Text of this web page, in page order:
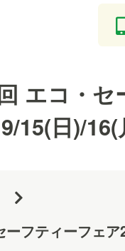
エコ・セ
15(日)/16(
ーフティーフェ